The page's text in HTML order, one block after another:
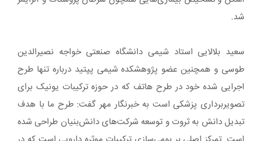
شد.
سعید بلالایی استاد شیمی دانشگاه صنعتی خواجه نصیرالدین
طوسی و همچنین عضو پژوهشکده شیمی پپتید درباره تنها طرح
اجرایی شده خود در طرح هاتف که در حوزه ترکیبات یونیک برای
تصویربرداری پزشکی است به خبرنگار مهر گفت: طرح ما با هدف
تبدیل دانش به ثروت و توسعه شرکت‌های دانش‌بنیان طراحی شده